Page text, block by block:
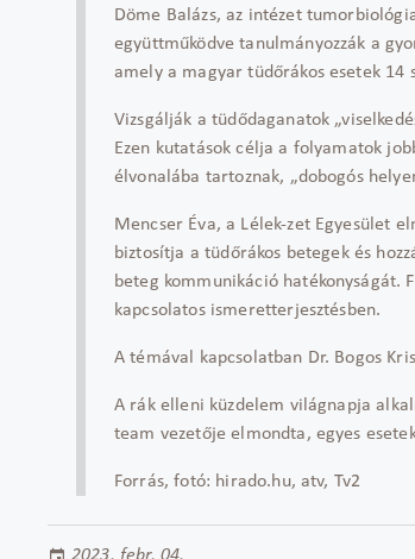
Döme Balázs, az intézet
együttműködve tanulmányozzák a
amely a magyar tüdőrákos esetek 14
Vizsgálják a tüdődaganatok
Ezen kutatások célja a folyamatok
élvonalába tartoznak, „dobogós
Mencser Éva, a Lélek-zet Egyesület
biztosítja a tüdőrákos betegek és
beteg kommunikáció hatékonyságát.
kapcsolatos ismeretterjesztésben.
A témával kapcsolatban Dr. Bogos
A rák elleni küzdelem világnapja
team vezetője elmondta, egyes
Forrás, fotó: hirado.hu, atv, Tv2